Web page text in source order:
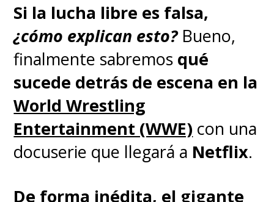
Si la lucha libre es falsa,
¿cómo explican esto?Bueno,
finalmente sabremos qué
sucede detrás de escena en la
World Wrestling
Entertainment (WWE) con una
docuserie que llegará a Netflix.
De forma inédita, el gigante